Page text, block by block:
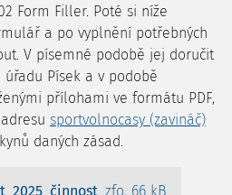
Form Filler. Poté si níže
a po vyplnění potřebných
V písemné podobě jej doručit
Písek a v podobě
přílohami ve formátu PDF,
sportvolnocasy (zavináč)
daných zásad.
.zfo, 66 kB